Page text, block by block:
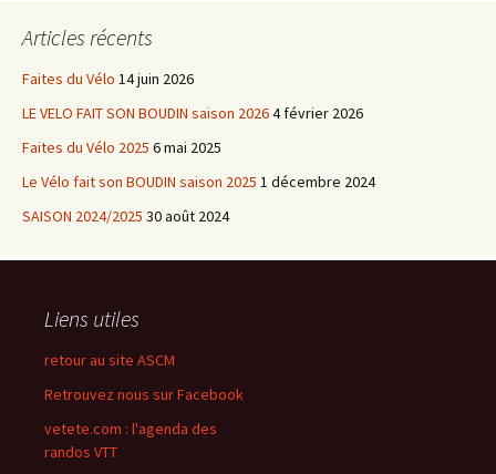
Articles récents
Faites du Vélo 14 juin 2026
LE VELO FAIT SON BOUDIN saison 20264 février 2026
Faites du Vélo 2025 6 mai 2025
Le Vélo fait son BOUDIN saison 2025 1 décembre 2024
SAISON 2024/2025 30 août 2024
Liens utiles
retour au site ASCM
Retrouvez nous sur Facebook
vetete.com : l'agenda des
randos VTT